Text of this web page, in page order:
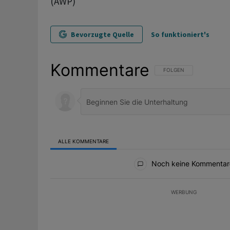
Bevorzugte Quelle So funktioniert's
Kommentare FOLGE DIESER
FOLGEN
ALLE KOMMENTARE
Noch keine
WERBUNG